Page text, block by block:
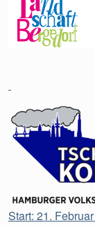
Start: 21.